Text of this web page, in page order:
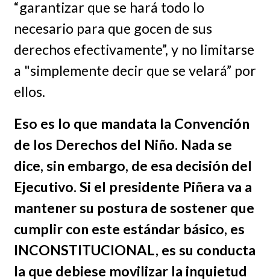
“garantizar que se hará todo lo
necesario para que gocen de sus
derechos efectivamente”, y no limitarse
a "simplemente decir que se velará” por
ellos.
Eso es lo que mandata la Convención
de los Derechos del Niño. Nada se
dice, sin embargo, de esa decisión del
Ejecutivo. Si el presidente Piñera va a
mantener su postura de sostener que
cumplir con este estándar básico, es
INCONSTITUCIONAL, es su conducta
la que debiese movilizar la inquietud